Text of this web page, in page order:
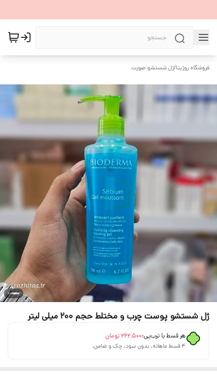
فروشگاه روژیتا/ژل شستشو صورت
ژل شستشو پوست چرب و مختلط حجم 200 میلی لیتر
هر قسط با ترب‌پی:۲۶۲٬۵۰۰ تومان
۴ قسط ماهانه. بدون سود، چک و ضامن.